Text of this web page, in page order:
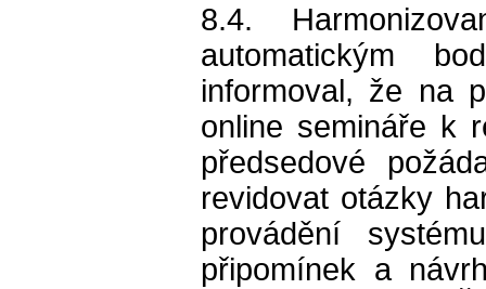
8.4.
automatickým
informoval, že na
online semináře k
předsedové
revidovat otázky
provádění
připomínek a